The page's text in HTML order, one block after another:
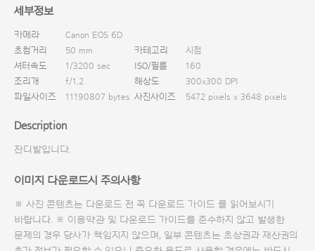
세부정보
카메라
Canon EOS 6D
초첨거리
50 mm 카테고리
시점
셔터속도
1/3200 sec ISO/필름
160
조리개
f/1.2 해상도
300x300 DPI
파일사이즈
11190807 bytes 사진사이즈 5472 pixels x 3648 pixels
Description
잔디밭입니다.
이미지 다운로드시 주의사항
※ 사진 콘텐츠는 다운로드 전 꼭 다운로드 가이드 를 읽어보시기
바랍니다. ※ 이용약관 및 다운로드 가이드를 준수하지 않고 발생한
문제의 경우 당사가 책임지지 않으며, 일부 콘텐츠는 초상권과 재산권의